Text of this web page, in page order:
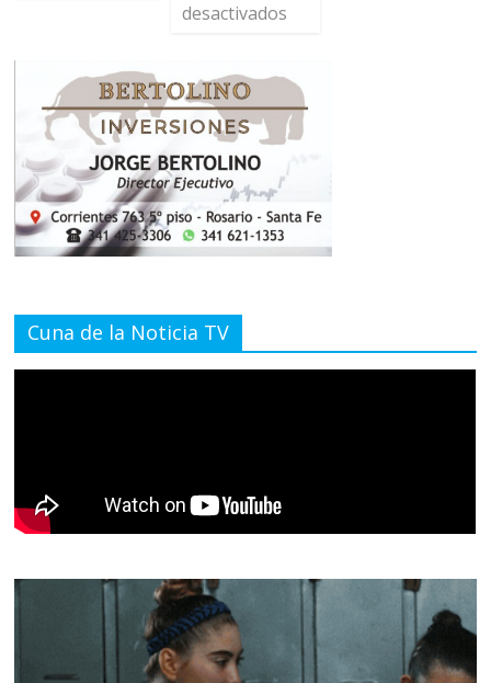
desactivados
Cuna de la Noticia TV